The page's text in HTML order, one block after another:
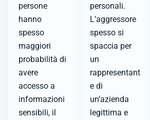
persone
hanno
spesso
maggiori
probabilità di
avere
accesso a
informazioni
sensibili, il
personali.
L’aggressore
spesso si
spaccia per
un
rappresentant
e di
un’azienda
legittima e